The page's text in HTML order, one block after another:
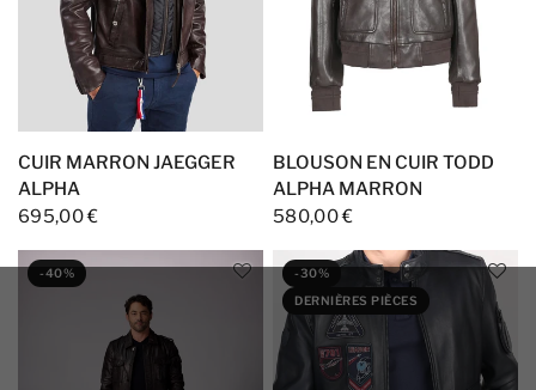
CUIR MARRON JAEGGER
ALPHA
695,00 €
BLOUSON EN CUIR TODD
ALPHA MARRON
580,00 €
-40%
-30%
DERNIÈRES PIÈCES